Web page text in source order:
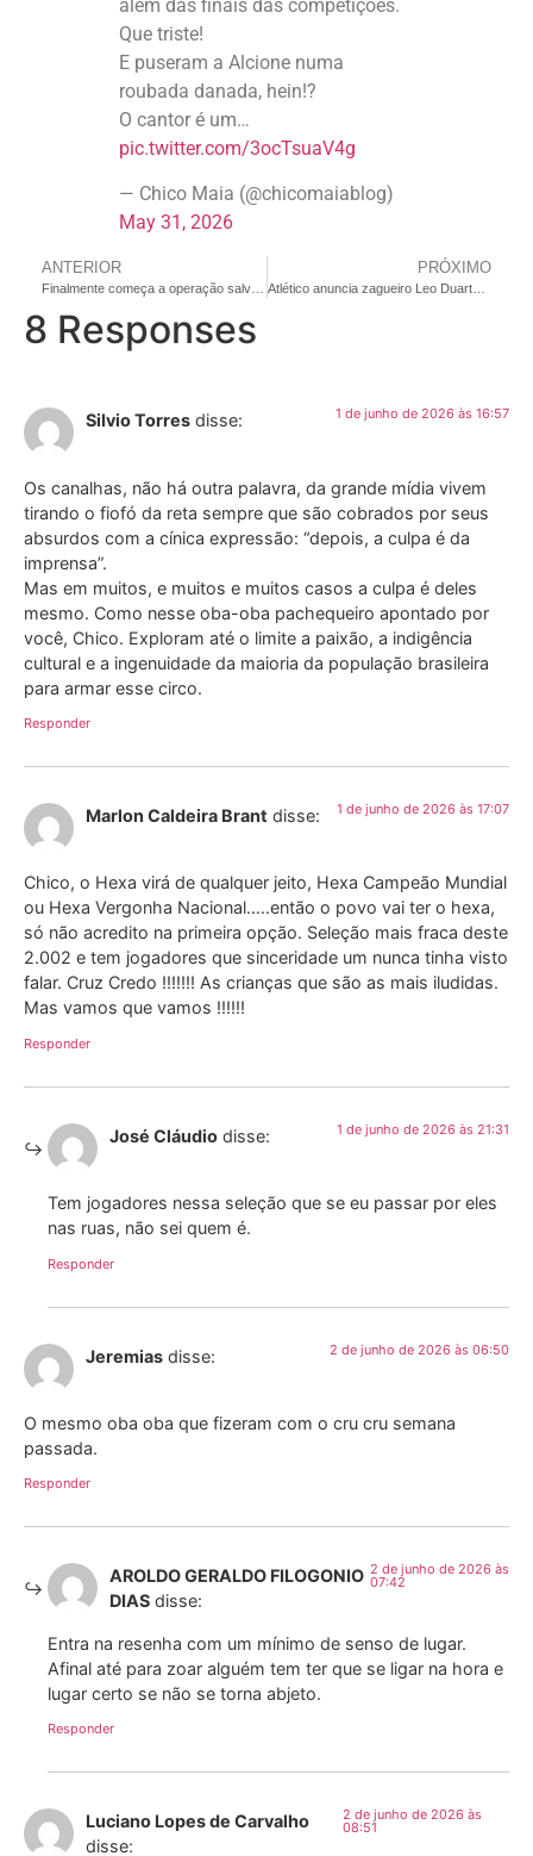
além das finais das competições.
Que triste!
E puseram a Alcione numa
roubada danada, hein!?
O cantor é um…
pic.twitter.com/3ocTsuaV4g
— Chico Maia (@chicomaiablog)
May 31, 2026
ANTERIOR PRÓXIMO
Atlético anuncia zagueiro Leo Duarte, uma aposta, de bom histórico
8 Responses
Silvio Torres disse: 1 de junho de 2026 às 16:57
Os canalhas, não há outra palavra, da grande mídia vivem
tirando o fiofó da reta sempre que são cobrados por seus
absurdos com a cínica expressão: “depois, a culpa é da
imprensa”.
Mas em muitos, e muitos e muitos casos a culpa é deles
mesmo. Como nesse oba-oba pachequeiro apontado por
você, Chico. Exploram até o limite a paixão, a indigência
cultural e a ingenuidade da maioria da população brasileira
para armar esse circo.
Responder
Marlon Caldeira Brant disse: 1 de junho de 2026 às 17:07
Chico, o Hexa virá de qualquer jeito, Hexa Campeão Mundial
ou Hexa Vergonha Nacional…..então o povo vai ter o hexa,
só não acredito na primeira opção. Seleção mais fraca deste
2.002 e tem jogadores que sinceridade um nunca tinha visto
falar. Cruz Credo !!!!!!! As crianças que são as mais iludidas.
Mas vamos que vamos !!!!!!
Responder
José Cláudio disse: 1 de junho de 2026 às 21:31
Tem jogadores nessa seleção que se eu passar por eles
nas ruas, não sei quem é.
Responder
Jeremias disse: 2 de junho de 2026 às 06:50
O mesmo oba oba que fizeram com o cru cru semana
passada.
Responder
AROLDO GERALDO FILOGONIO
DIAS disse:
2 de junho de 2026 às
07:42
Entra na resenha com um mínimo de senso de lugar.
Afinal até para zoar alguém tem ter que se ligar na hora e
lugar certo se não se torna abjeto.
Responder
Luciano Lopes de Carvalho
disse:
2 de junho de 2026 às
08:51